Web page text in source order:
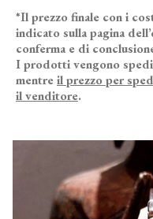
*Il prezzo finale con i
indicato sulla pagina
conferma e di
I prodotti vengono
mentre il prezzo per
il venditore.